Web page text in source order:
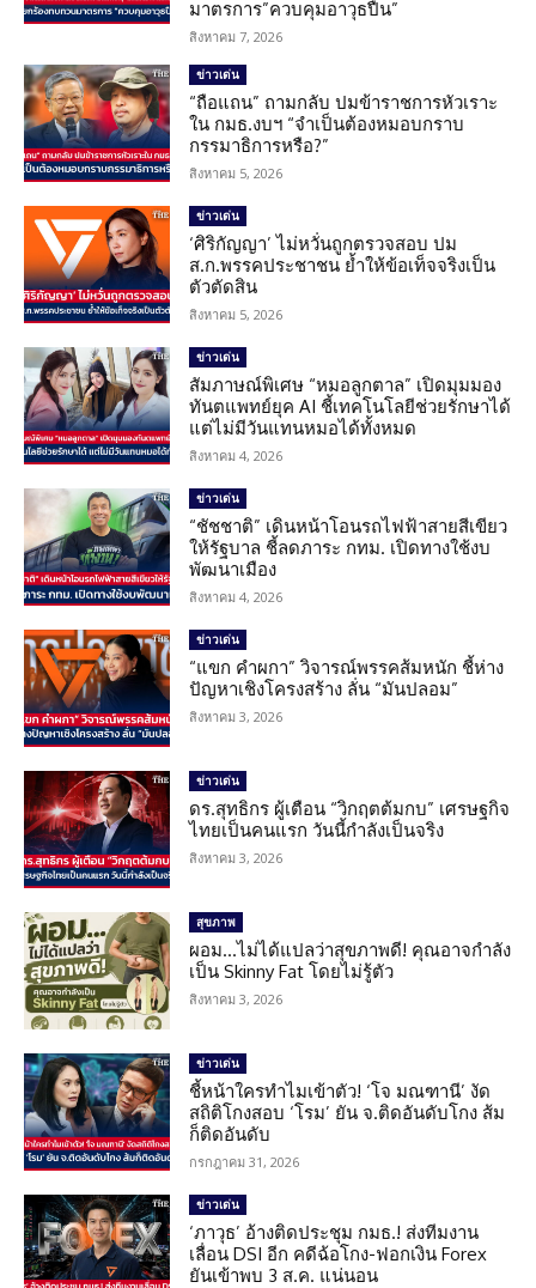
มาตรการ”ควบคุมอาวุธปืน”
สิงหาคม 7, 2026
ข่าวเด่น
“ถือแถน” ถามกลับ ปมข้าราชการหัวเราะ
ใน กมธ.งบฯ “จำเป็นต้องหมอบกราบ
กรรมาธิการหรือ?”
สิงหาคม 5, 2026
ข่าวเด่น
‘ศิริกัญญา’ ไม่หวั่นถูกตรวจสอบ ปม
ส.ก.พรรคประชาชน ย้ำให้ข้อเท็จจริงเป็น
ตัวตัดสิน
สิงหาคม 5, 2026
ข่าวเด่น
สัมภาษณ์พิเศษ “หมอลูกตาล” เปิดมุมมอง
ทันตแพทย์ยุค AI ชี้เทคโนโลยีช่วยรักษาได้
แต่ไม่มีวันแทนหมอได้ทั้งหมด
สิงหาคม 4, 2026
ข่าวเด่น
“ชัชชาติ” เดินหน้าโอนรถไฟฟ้าสายสีเขียว
ให้รัฐบาล ชี้ลดภาระ กทม. เปิดทางใช้งบ
พัฒนาเมือง
สิงหาคม 4, 2026
ข่าวเด่น
“แขก คำผกา” วิจารณ์พรรคส้มหนัก ชี้ห่าง
ปัญหาเชิงโครงสร้าง ลั่น “มันปลอม”
สิงหาคม 3, 2026
ข่าวเด่น
ดร.สุทธิกร ผู้เตือน “วิกฤตต้มกบ” เศรษฐกิจ
ไทยเป็นคนแรก วันนี้กำลังเป็นจริง
สิงหาคม 3, 2026
สุขภาพ
ผอม…ไม่ได้แปลว่าสุขภาพดี! คุณอาจกำลัง
เป็น Skinny Fat โดยไม่รู้ตัว
สิงหาคม 3, 2026
ข่าวเด่น
ชี้หน้าใครทำไมเข้าตัว! ‘โจ มณฑานี’ งัด
สถิติโกงสอบ ‘โรม’ ยัน จ.ติดอันดับโกง ส้ม
ก็ติดอันดับ
กรกฎาคม 31, 2026
ข่าวเด่น
‘ภาวุธ’ อ้างติดประชุม กมธ.! ส่งทีมงาน
เลื่อน DSI อีก คดีฉ้อโกง-ฟอกเงิน Forex
ยันเข้าพบ 3 ส.ค. แน่นอน